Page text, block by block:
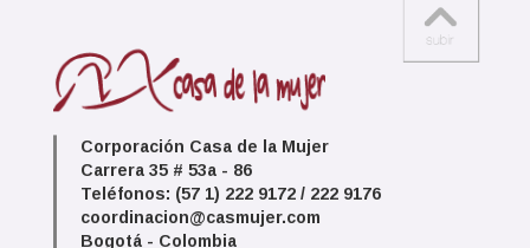
Corporación Casa de la Mujer
Carrera 35 # 53a - 86
Teléfonos: (57 1) 222 9172 / 222 9176
coordinacion@casmujer.com
Bogotá - Colombia